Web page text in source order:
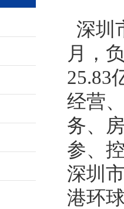
深圳
月，
25.83
经营
务、
参、
深圳
港环